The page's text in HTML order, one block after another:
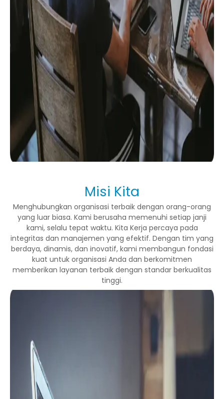
Misi Kita
Menghubungkan organisasi terbaik dengan orang-orang
yang luar biasa. Kami berusaha memenuhi setiap janji
kami, selalu tepat waktu. Kita Kerja percaya pada
integritas dan manajemen yang efektif. Dengan tim yang
berdaya, dinamis, dan inovatif, kami membangun fondasi
kuat untuk organisasi Anda dan berkomitmen
memberikan layanan terbaik dengan standar berkualitas
tinggi.